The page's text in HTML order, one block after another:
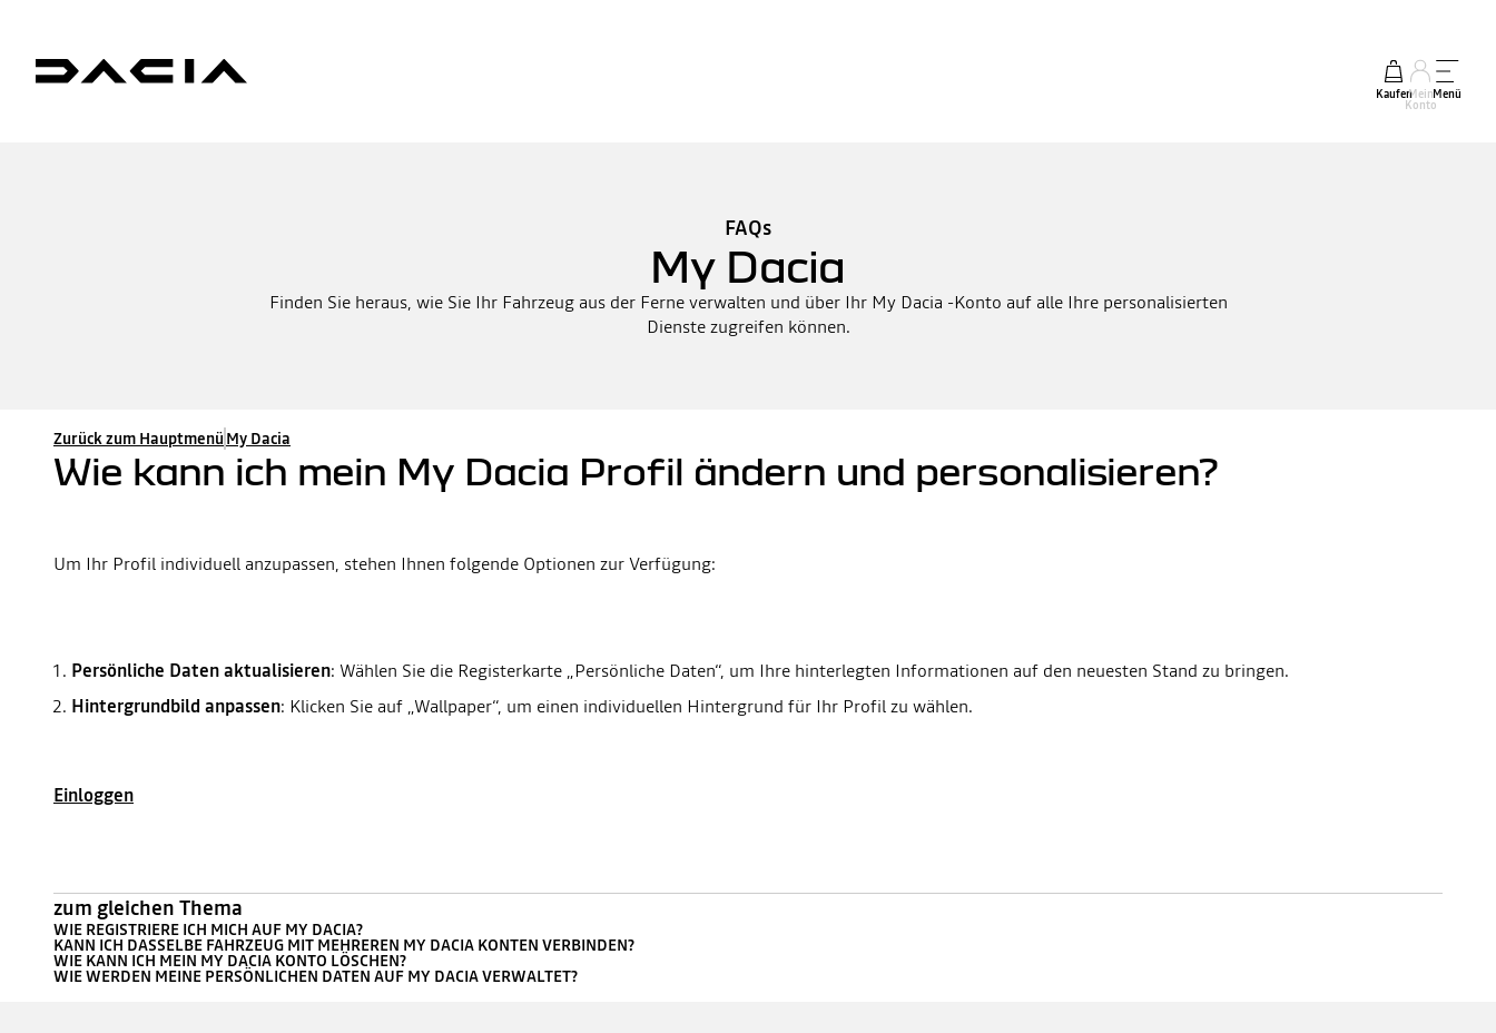
KaufenMein
Konto
Menü
FAQs
My Dacia
Finden Sie heraus, wie Sie Ihr Fahrzeug aus der Ferne verwalten und über Ihr My Dacia -Konto auf alle Ihre personalisierten
Dienste zugreifen können.
Zurück zum Hauptmenü My Dacia
Wie kann ich mein My Dacia Profil ändern und personalisieren?
Persönliche Daten aktualisieren: Wählen Sie die Registerkarte „Persönliche Daten“, um Ihre hinterlegten Informationen auf den neuesten Stand zu bringen.
Hintergrundbild anpassen: Klicken Sie auf „Wallpaper“, um einen individuellen Hintergrund für Ihr Profil zu wählen.
Einloggen
zum gleichen Thema
WIE REGISTRIERE ICH MICH AUF MY DACIA?
KANN ICH DASSELBE FAHRZEUG MIT MEHREREN MY DACIA KONTEN VERBINDEN?
WIE KANN ICH MEIN MY DACIA KONTO LÖSCHEN?
WIE WERDEN MEINE PERSÖNLICHEN DATEN AUF MY DACIA VERWALTET?